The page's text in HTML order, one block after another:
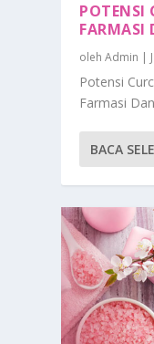
POTENSI
FARMASI
olehAdmin |
Potensi
Farmasi
BACA